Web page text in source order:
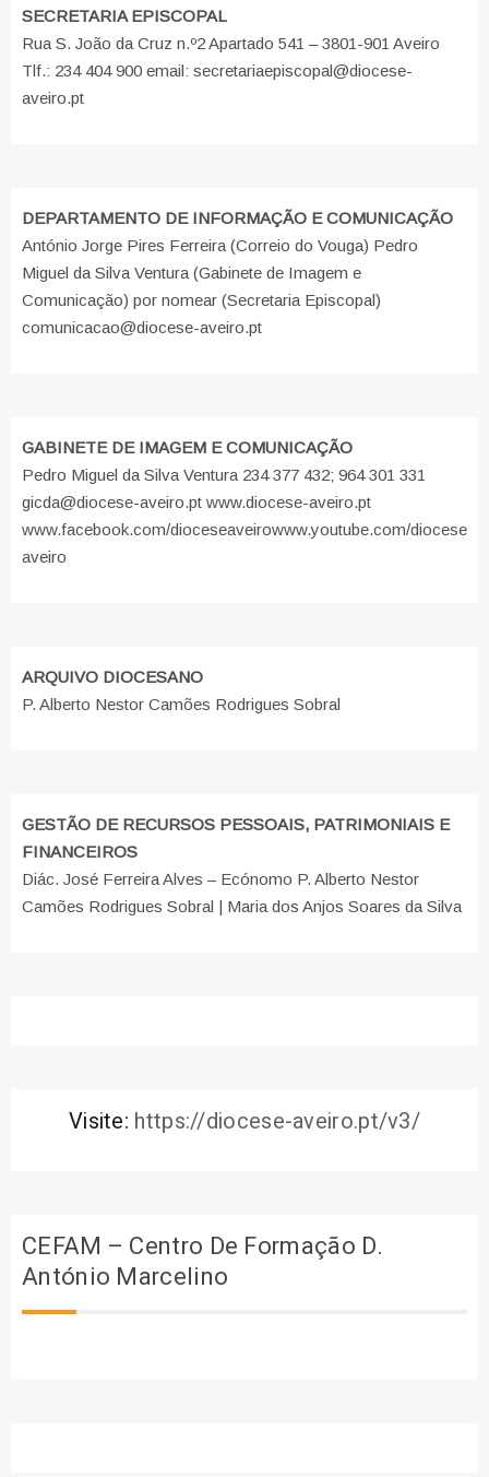
SECRETARIA EPISCOPAL
Rua S. João da Cruz n.º2 Apartado 541 – 3801-901 Aveiro
Tlf.: 234 404 900 email: secretariaepiscopal@diocese-
aveiro.pt
DEPARTAMENTO DE INFORMAÇÃO E COMUNICAÇÃO
António Jorge Pires Ferreira (Correio do Vouga) Pedro
Miguel da Silva Ventura (Gabinete de Imagem e
Comunicação) por nomear (Secretaria Episcopal)
comunicacao@diocese-aveiro.pt
GABINETE DE IMAGEM E COMUNICAÇÃO
Pedro Miguel da Silva Ventura 234 377 432; 964 301 331
gicda@diocese-aveiro.pt www.diocese-aveiro.pt
www.facebook.com/dioceseaveirowww.youtube.com/diocese
aveiro
ARQUIVO DIOCESANO
P. Alberto Nestor Camões Rodrigues Sobral
GESTÃO DE RECURSOS PESSOAIS, PATRIMONIAIS E
FINANCEIROS
Diác. José Ferreira Alves – Ecónomo P. Alberto Nestor
Camões Rodrigues Sobral | Maria dos Anjos Soares da Silva
Visite: https://diocese-aveiro.pt/v3/
CEFAM – Centro De Formação D.
António Marcelino